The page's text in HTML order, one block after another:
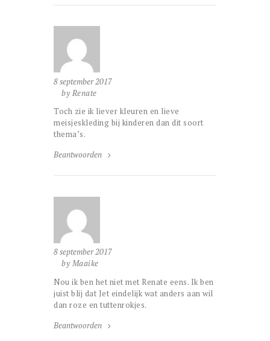
8 september 2017
by Renate
Toch zie ik liever kleuren en lieve
meisjeskleding bij kinderen dan dit soort
thema’s.
Beantwoorden
8 september 2017
by Maaike
Nou ik ben het niet met Renate eens. Ik ben
juist blij dat Jet eindelijk wat anders aan wil
dan roze en tuttenrokjes.
Beantwoorden